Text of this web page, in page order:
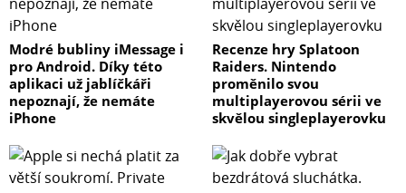
Modré bubliny iMessage i
pro Android. Díky této
aplikaci už jablíčkáři
nepoznají, že nemáte
iPhone
Recenze hry Splatoon
Raiders. Nintendo
proměnilo svou
multiplayerovou sérii ve
skvělou singleplayerovku